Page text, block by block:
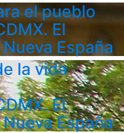
el pueblo
El
España
la vida
El
España